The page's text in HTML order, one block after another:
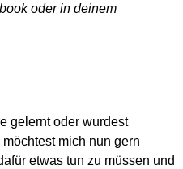
oder in deinem
gelernt oder wurdest
mich nun gern
etwas tun zu müssen und